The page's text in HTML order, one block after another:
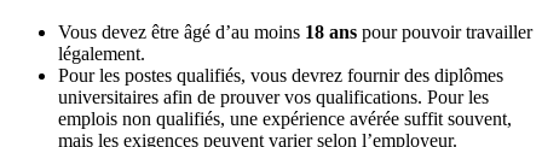
Vous devez être âgé d’au moins 18 ans pour pouvoir travailler
légalement.
Pour les postes qualifiés, vous devrez fournir des diplômes
universitaires afin de prouver vos qualifications. Pour les
emplois non qualifiés, une expérience avérée suffit souvent,
mais les exigences peuvent varier selon l’employeur.